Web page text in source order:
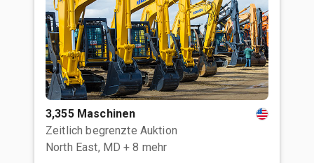
3,355 Maschinen
Zeitlich begrenzte Auktion
North East, MD + 8 mehr